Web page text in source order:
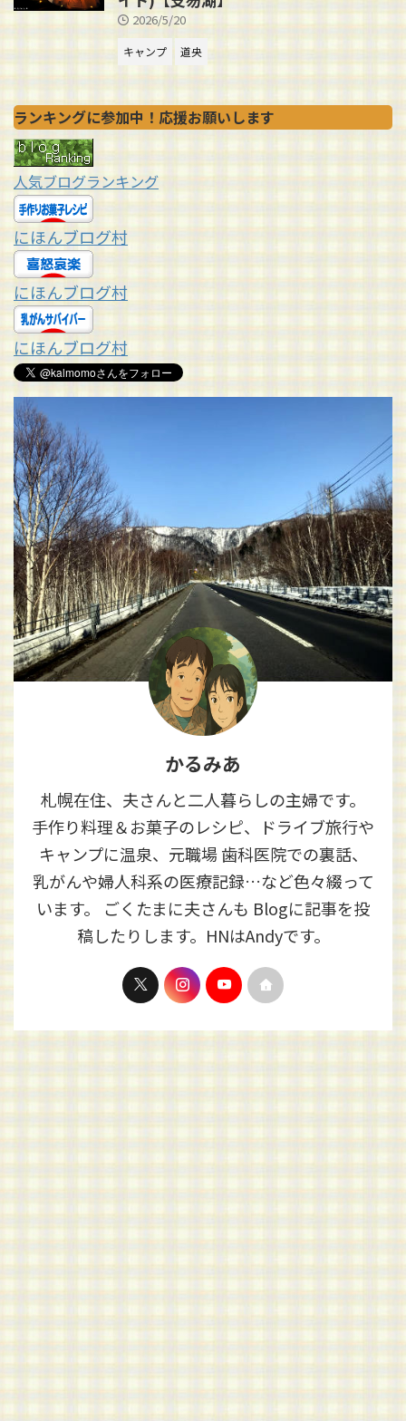
2026/5/20
キャンプ 道央
ランキングに参加中！応援お願いします
人気ブログランキング
にほんブログ村
にほんブログ村
にほんブログ村
かるみあ
札幌在住、夫さんと二人暮らしの主婦です。
手作り料理＆お菓子のレシピ、ドライブ旅行や
キャンプに温泉、元職場 歯科医院での裏話、
乳がんや婦人科系の医療記録…など色々綴って
います。 ごくたまに夫さんも Blogに記事を投
稿したりします。HNはAndyです。